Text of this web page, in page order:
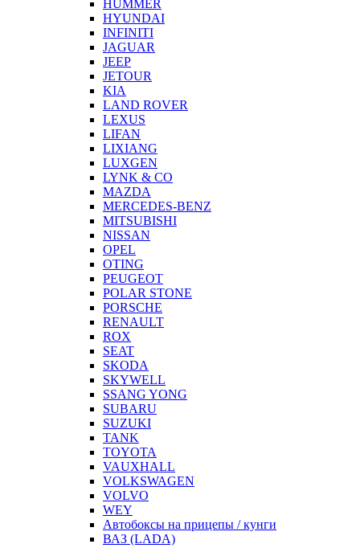
HUMMER
HYUNDAI
INFINITI
JAGUAR
JEEP
JETOUR
KIA
LAND ROVER
LEXUS
LIFAN
LIXIANG
LUXGEN
LYNK & CO
MAZDA
MERCEDES-BENZ
MITSUBISHI
NISSAN
OPEL
OTING
PEUGEOT
POLAR STONE
PORSCHE
RENAULT
ROX
SEAT
SKODA
SKYWELL
SSANG YONG
SUBARU
SUZUKI
TANK
TOYOTA
VAUXHALL
VOLKSWAGEN
VOLVO
WEY
Автобоксы на прицепы / кунги
ВАЗ (LADA)